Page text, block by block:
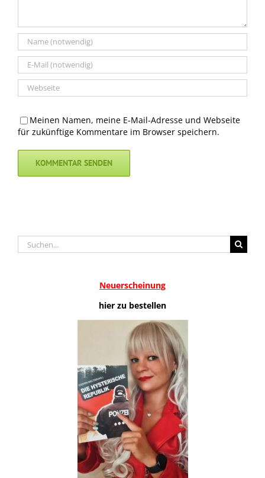
Meinen Namen, meine E-Mail-Adresse und Webseite
für zukünftige Kommentare im Browser speichern.
Suche
nach:
Neuerscheinung
hier zu bestellen